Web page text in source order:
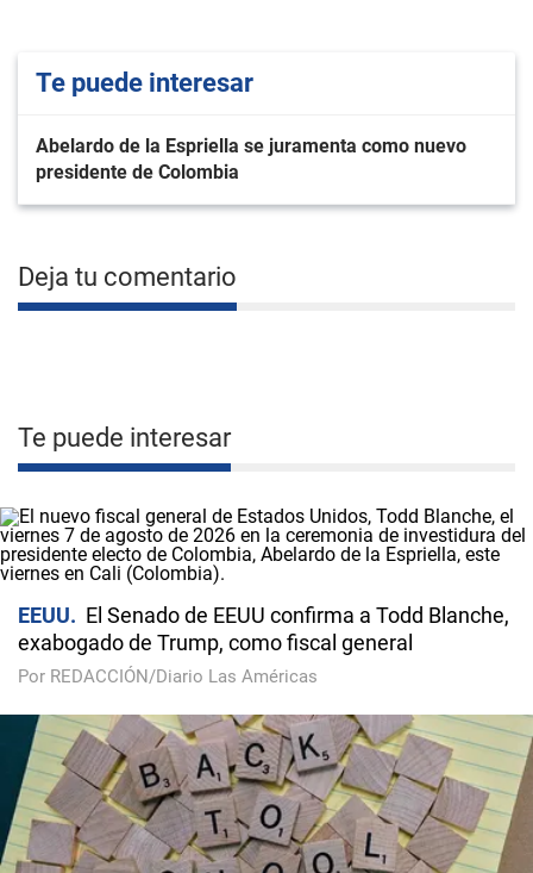
Te puede interesar
Abelardo de la Espriella se juramenta como nuevo
presidente de Colombia
Deja tu comentario
Te puede interesar
EEUU
El Senado de EEUU confirma a Todd Blanche,
exabogado de Trump, como fiscal general
Por REDACCIÓN/Diario Las Américas